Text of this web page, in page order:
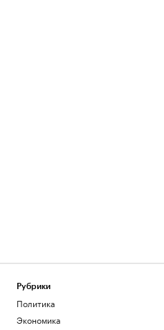
Рубрики
Политика
Экономика